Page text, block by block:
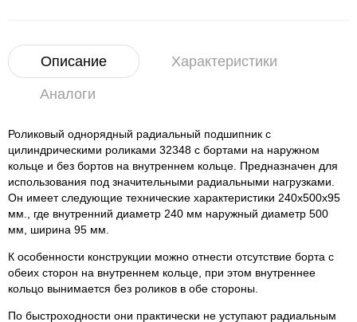
Описание Характеристики
Аналоги
Роликовый однорядный радиальный подшипник с
цилиндрическими роликами 32348 с бортами на наружном
кольце и без бортов на внутреннем кольце. Предназначен для
использования под значительными радиальными нагрузками.
Он имеет следующие технические характеристики 240x500x95
мм., где внутренний диаметр 240 мм наружный диаметр 500
мм, ширина 95 мм.
К особенности конструкции можно отнести отсутствие борта с
обеих сторон на внутреннем кольце, при этом внутреннее
кольцо вынимается без роликов в обе стороны.
По быстроходности они практически не уступают радиальным